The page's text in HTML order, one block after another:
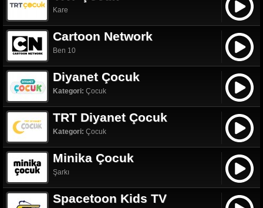
Kare
Cartoon Network
Ben 10
Diyanet Çocuk
Kategori: Çocuk
TRT Diyanet Çocuk
Kategori: Çocuk
Minika Çocuk
Şarkı
Spacetoon Kids TV